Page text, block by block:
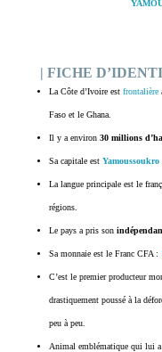
| FICHE
La Côte d’Ivoire est frontalière
Faso et le Ghana.
Il y a environ 30 millions
Sa capitale est Yamoussoukro
La langue principale est le
régions.
Le pays a pris son
Sa monnaie est le Franc CFA :
C’est le premier producteur
drastiquement poussé à la
peu à peu.
Animal emblématique qui lui a